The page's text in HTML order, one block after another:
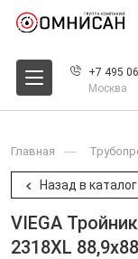
+7 495
Москва
Главная
Назад в каталог
VIEGA
2318XL